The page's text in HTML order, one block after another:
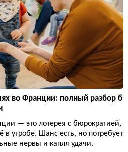
во Франции: полный разбор б
— это лотерея с бюрократией,
утробе. Шанс есть, но потребует
нервы и капля удачи.